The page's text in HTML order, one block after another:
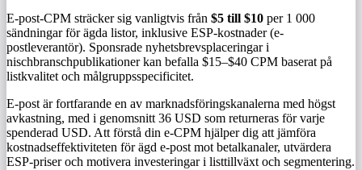
E-post-CPM sträcker sig vanligtvis från $5 till $10 per 1 000
sändningar för ägda listor, inklusive ESP-kostnader (e-
postleverantör). Sponsrade nyhetsbrevsplaceringar i
nischbranschpublikationer kan befalla $15–$40 CPM baserat på
listkvalitet och målgruppsspecificitet.
E-post är fortfarande en av marknadsföringskanalerna med högst
avkastning, med i genomsnitt 36 USD som returneras för varje
spenderad USD. Att förstå din e-CPM hjälper dig att jämföra
kostnadseffektiviteten för ägd e-post mot betalkanaler, utvärdera
ESP-priser och motivera investeringar i listtillväxt och segmentering.